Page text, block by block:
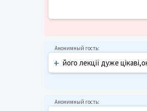
+ його лекції дуже